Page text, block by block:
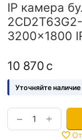
IP камера
3200×1800
10 870 с
Уточняйте
+
−